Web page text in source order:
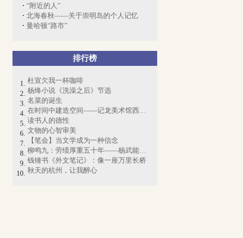
“附近的人”
北海春秋——关于崇明岛的个人记忆
曼哈顿“路市”
排行榜
杜宣欠我一杯咖啡
杨绛小说《洗澡之后》节选
名菜的诞生
在时间中建造空间——记龙美术馆西岸馆
读书人的德性
文物的心智审美
【笔会】当文学成为一种信念
柳鸣九：劳绩厚重五十年——杨武能的翻译...
钱锺书《外文笔记》：像一座万里长桥
秋天的杭州，让我醉心